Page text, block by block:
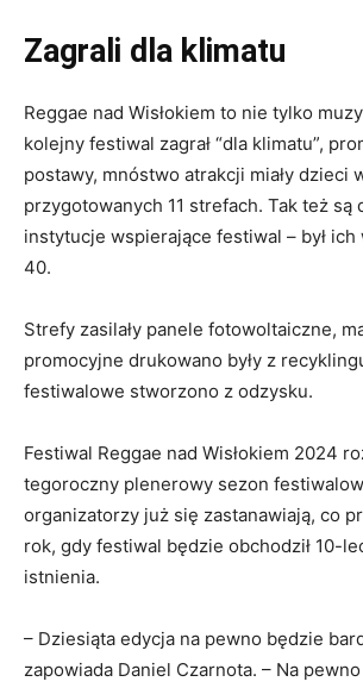
Zagrali dla klimatu
Reggae nad Wisłokiem to nie tylko
kolejny festiwal zagrał “dla klimatu”,
postawy, mnóstwo atrakcji miały dzieci
przygotowanych 11 strefach. Tak też są
instytucje wspierające festiwal – był ich
40.
Strefy zasilały panele fotowoltaiczne,
promocyjne drukowano były z
festiwalowe stworzono z odzysku.
Festiwal Reggae nad Wisłokiem 2024
tegoroczny plenerowy sezon
organizatorzy już się zastanawiają, co
rok, gdy festiwal będzie obchodził 10-
istnienia.
– Dziesiąta edycja na pewno będzie
zapowiada Daniel Czarnota. – Na